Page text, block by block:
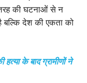
की घटनाओं से न
बल्कि देश की एकता को
के बाद ग्रामीणों ने